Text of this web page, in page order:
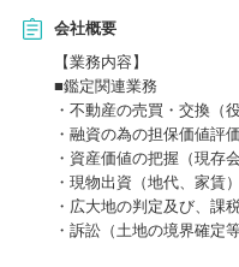
会社概要
【業務内容】
■鑑定関連業務
・不動産の売買・交換（
・融資の為の担保価値評
・資産価値の把握（現存
・現物出資（地代、家賃
・広大地の判定及び、課
・訴訟（土地の境界確定